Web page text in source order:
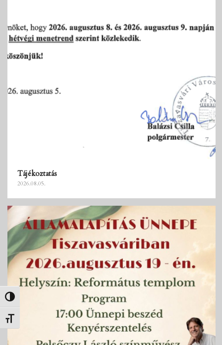
Nagy kontraszt váltása
Betűméret váltása
Tájékoztatás
2026.08.05.